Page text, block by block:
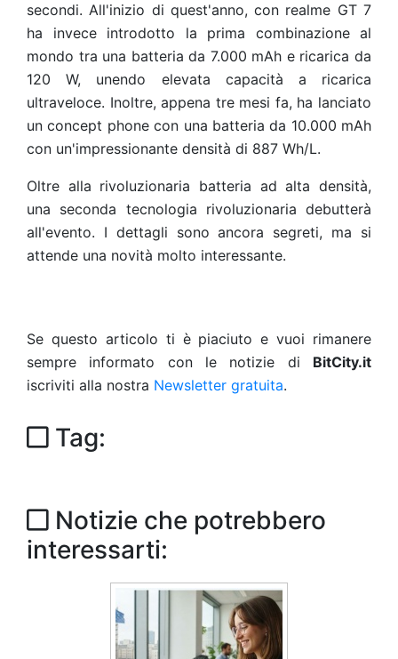
secondi. All'inizio di quest'anno, con realme GT 7
ha invece introdotto la prima combinazione al
mondo tra una batteria da 7.000 mAh e ricarica da
120 W, unendo elevata capacità a ricarica
ultraveloce. Inoltre, appena tre mesi fa, ha lanciato
un concept phone con una batteria da 10.000 mAh
con un'impressionante densità di 887 Wh/L.
Oltre alla rivoluzionaria batteria ad alta densità,
una seconda tecnologia rivoluzionaria debutterà
all'evento. I dettagli sono ancora segreti, ma si
attende una novità molto interessante.
Se questo articolo ti è piaciuto e vuoi rimanere
sempre informato con le notizie di BitCity.it
iscriviti alla nostra Newsletter gratuita.
Tag:
Notizie che potrebbero
interessarti: